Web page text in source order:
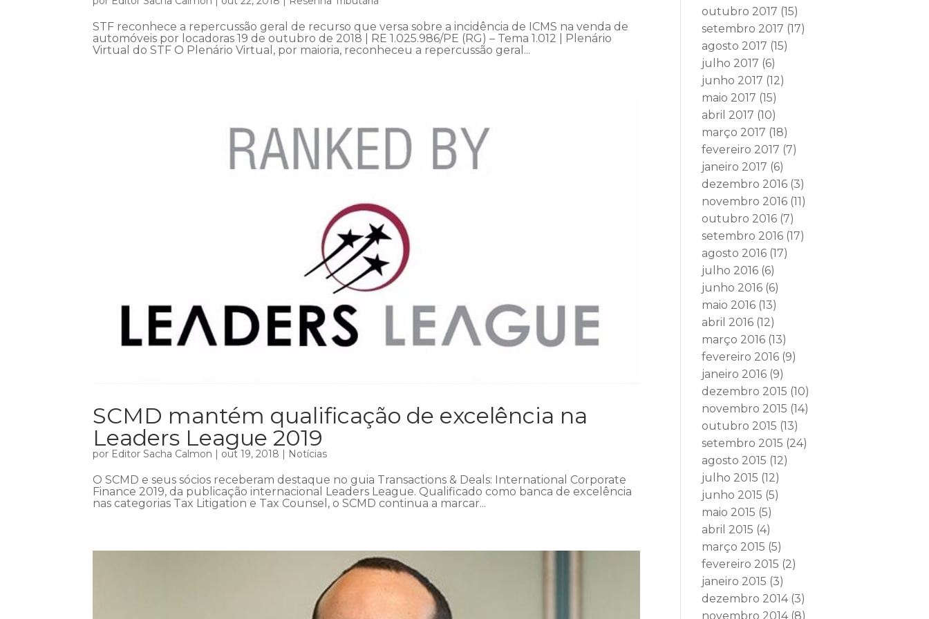
STF reconhece a repercussão geral de recurso que versa sobre a incidência de ICMS na venda de
automóveis por locadoras 19 de outubro de 2018 | RE 1.025.986/PE (RG) – Tema 1.012 | Plenário
Virtual do STF O Plenário Virtual, por maioria, reconheceu a repercussão geral...
SCMD mantém qualificação de excelência na
Leaders League 2019
por Editor Sacha Calmon out 19, 2018 Notícias
O SCMD e seus sócios receberam destaque no guia Transactions & Deals: International Corporate
Finance 2019, da publicação internacional Leaders League. Qualificado como banca de excelência
nas categorias Tax Litigation e Tax Counsel, o SCMD continua a marcar...
outubro 2017 (15)
setembro 2017 (17)
agosto 2017 (15)
julho 2017 (6)
junho 2017 (12)
maio 2017 (15)
abril 2017 (10)
março 2017 (18)
fevereiro 2017 (7)
janeiro 2017 (6)
dezembro 2016 (3)
novembro 2016 (11)
outubro 2016 (7)
setembro 2016 (17)
agosto 2016 (17)
julho 2016 (6)
junho 2016 (6)
maio 2016 (13)
abril 2016 (12)
março 2016 (13)
fevereiro 2016 (9)
janeiro 2016 (9)
dezembro 2015 (10)
novembro 2015 (14)
outubro 2015 (13)
setembro 2015 (24)
agosto 2015 (12)
julho 2015 (12)
junho 2015 (5)
maio 2015 (5)
abril 2015 (4)
março 2015 (5)
fevereiro 2015 (2)
janeiro 2015 (3)
dezembro 2014(3)
novembro 2014(8)